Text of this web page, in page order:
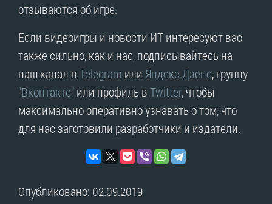
отзываются об игре.
Если видеоигры и новости ИТ интересуют вас
также сильно, как и нас, подписывайтесь на
наш канал вTelegram или Яндекс.Дзене, группу
"Вконтакте"или профиль вTwitter, чтобы
максимально оперативно узнавать о том, что
для нас заготовили разработчики и издатели.
Опубликовано: 02.09.2019